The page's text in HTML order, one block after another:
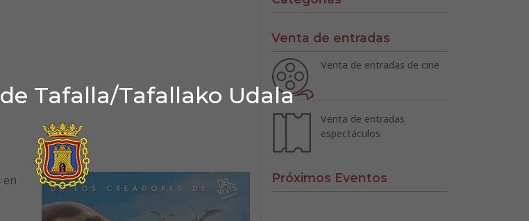
Tafalla/Tafallako Udala
en
Venta de entradas
Venta de entradas de cine
Venta de entradas
espectáculos
Próximos Eventos